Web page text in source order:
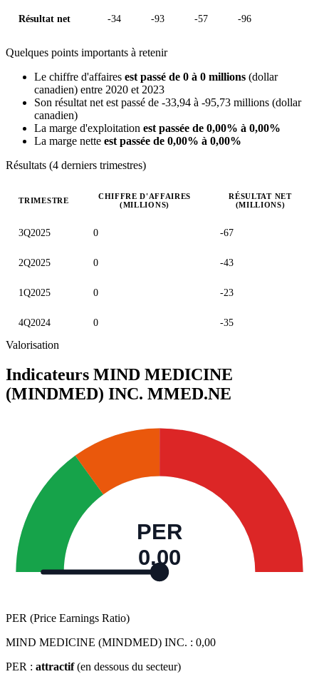
Résultat net -34 -93 -57 -96
Quelques points importants à retenir
Le chiffre d'affaires est passé de 0 à 0 millions (dollar
canadien) entre 2020 et 2023
Son résultat net est passé de -33,94 à -95,73 millions (dollar
canadien)
La marge d'exploitation est passée de 0,00% à 0,00%
La marge nette est passée de 0,00% à 0,00%
Résultats (4 derniers trimestres)
TRIMESTRE
CHIFFRE D'AFFAIRES
(MILLIONS)
RÉSULTAT NET
(MILLIONS)
3Q2025 0 -67
2Q2025 0 -43
1Q2025 0 -23
4Q2024 0 -35
Valorisation
Indicateurs MIND MEDICINE
(MINDMED) INC. MMED.NE
PER
0,00
PER (Price Earnings Ratio)
MIND MEDICINE (MINDMED) INC. : 0,00
PER : attractif (en dessous du secteur)